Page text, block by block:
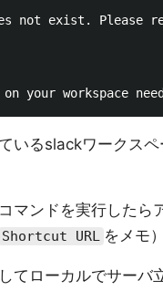
not exist. Please
いるslackワークス
マンドを実行したら
Shortcut URL をメモ）
してローカルでサーバ